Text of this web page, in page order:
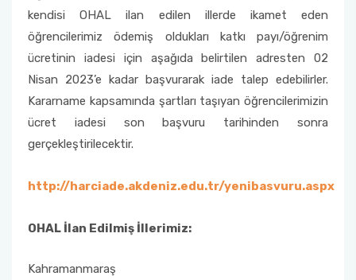
kendisi OHAL ilan edilen illerde ikamet eden
öğrencilerimiz ödemiş oldukları katkı payı/öğrenim
ücretinin iadesi için aşağıda belirtilen adresten 02
Nisan 2023’e kadar başvurarak iade talep edebilirler.
Kararname kapsamında şartları taşıyan öğrencilerimizin
ücret iadesi son başvuru tarihinden sonra
gerçekleştirilecektir.
http://harciade.akdeniz.edu.tr/yenibasvuru.aspx
OHAL İlan Edilmiş İllerimiz:
Kahramanmaraş
Organizasyon Şeması
Eğitim Raporları
Öğrenci Bilgi Sistemi (OBS)
Barınma, Burs ve Çalışma Olanakları (SKS)
Mezun Bilgi Sistemi
Aday Öğrenci
Danışmanlıklar